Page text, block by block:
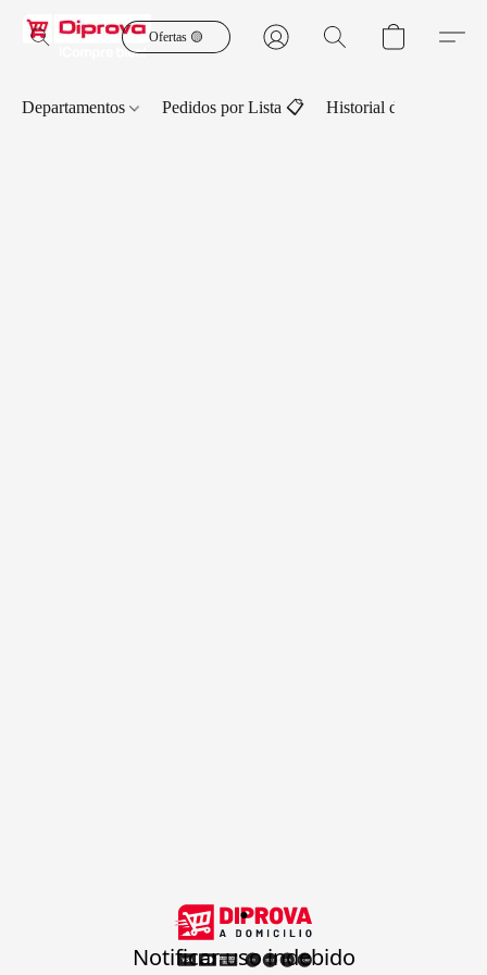
Ofertas 🟡
Departamentos Pedidos por Lista 📋 Historial de Pedidos
.
Notificar uso indebido